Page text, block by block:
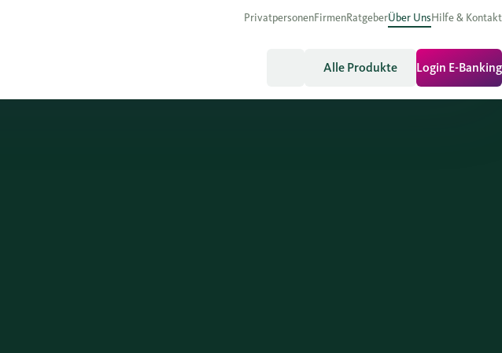
PrivatpersonenFirmenRatgeberÜber UnsHilfe & Kontakt
Alle Produkte Login E-Banking